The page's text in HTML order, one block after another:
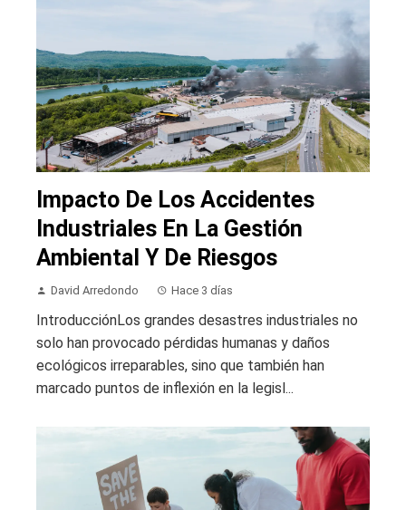
Impacto De Los Accidentes
Industriales En La Gestión
Ambiental Y De Riesgos
David Arredondo Hace 3 días
IntroducciónLos grandes desastres industriales no
solo han provocado pérdidas humanas y daños
ecológicos irreparables, sino que también han
marcado puntos de inflexión en la legisl...